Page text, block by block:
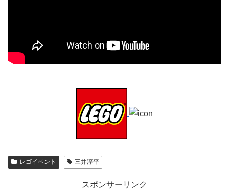
レゴイベント 三井淳平
スポンサーリンク